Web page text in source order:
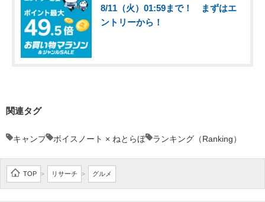
8/11（火）01:59まで！ まずはエ
ントリーから！
関連タグ
キャンプ ボイスノート × ねとらぼ ランキング（Ranking）
TOP > リサーチ > グルメ